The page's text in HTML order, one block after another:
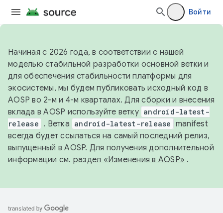
Войти
Начиная с 2026 года, в соответствии с нашей
моделью стабильной разработки основной ветки и
для обеспечения стабильности платформы для
экосистемы, мы будем публиковать исходный код в
AOSP во 2-м и 4-м кварталах. Для сборки и внесения
вклада в AOSP используйте ветку android-latest-
release . Ветка android-latest-release manifest
всегда будет ссылаться на самый последний релиз,
выпущенный в AOSP. Для получения дополнительной
информации см. раздел «Изменения в AOSP» .